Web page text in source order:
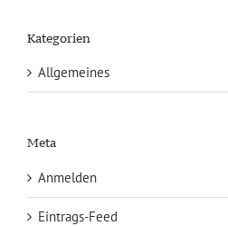
Kategorien
Allgemeines
Meta
Anmelden
Eintrags-Feed